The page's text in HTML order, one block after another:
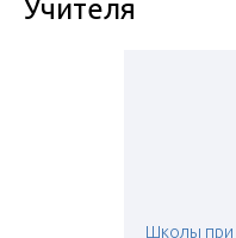
Учителя
Школы при